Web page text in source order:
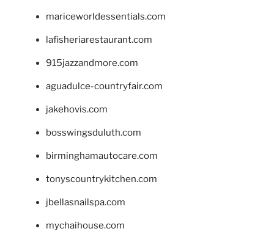
mariceworldessentials.com
lafisheriarestaurant.com
915jazzandmore.com
aguadulce-countryfair.com
jakehovis.com
bosswingsduluth.com
birminghamautocare.com
tonyscountrykitchen.com
jbellasnailspa.com
mychaihouse.com